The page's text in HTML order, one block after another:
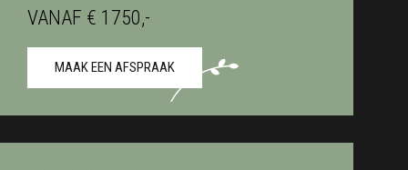
VANAF € 1750,-
MAAK EEN AFSPRAAK